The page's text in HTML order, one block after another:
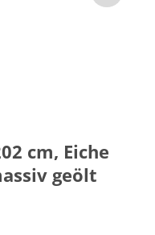
cm, Eiche
geölt